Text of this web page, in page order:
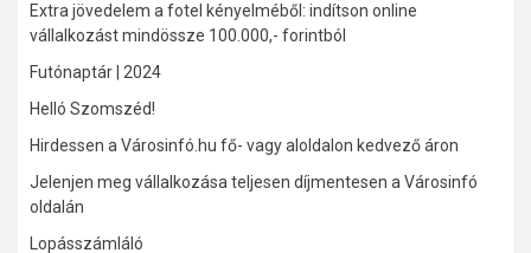
Extra jövedelem a fotel kényelméből: indítson online
vállalkozást mindössze 100.000,- forintból
Futónaptár | 2024
Helló Szomszéd!
Hirdessen a Városinfó.hu fő- vagy aloldalon kedvező áron
Jelenjen meg vállalkozása teljesen díjmentesen a Városinfó
oldalán
Lopásszámláló